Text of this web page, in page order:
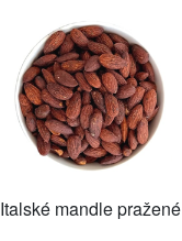
Italské mandle pražené